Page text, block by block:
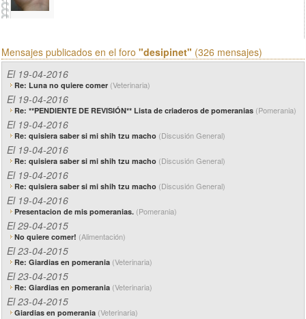
Mensajes publicados en el foro "desipinet" (326 mensajes)
El 19-04-2016
Re: Luna no quiere comer (Veterinaria)
El 19-04-2016
Re: **PENDIENTE DE REVISIÓN** Lista de criaderos de pomeranias (Pomerania)
El 19-04-2016
Re: quisiera saber si mi shih tzu macho (Discusión General)
El 19-04-2016
Re: quisiera saber si mi shih tzu macho (Discusión General)
El 19-04-2016
Re: quisiera saber si mi shih tzu macho (Discusión General)
El 19-04-2016
Presentacion de mis pomeranias. (Pomerania)
El 29-04-2015
No quiere comer! (Alimentación)
El 23-04-2015
Re: Giardias en pomerania (Veterinaria)
El 23-04-2015
Re: Giardias en pomerania (Veterinaria)
El 23-04-2015
Giardias en pomerania (Veterinaria)